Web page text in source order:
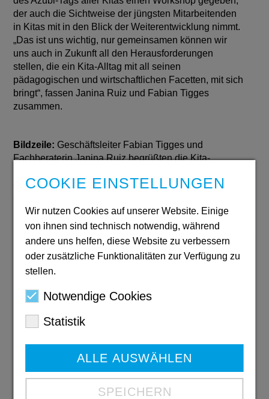
der auch die Sichtweise der jüngsten Mitarbeitenden
in Kitas mit in den Blick der Weiterentwicklung nimmt.
„Das ist uns wichtig, nur gemeinsamen können wir
uns auch in Zukunft all den Herausforderungen
stellen, die ein Kita-Alltag mit all seinen
pädagogischen und wirtschaftlichen Facetten, mit sich
bringt“, fassen Janina Ruiz und Fabian Tigges
zusammen.
Bildzeile: Geschäftsleiter Fabian Tigges und
Fachberaterin Janina Ruiz begrüßten die Kita-
des Diakonischen Werks Iserlohn e.V. zur
Jahresbericht
2024/2025
PDF: 6,3 MB
Ausbildungs-
broschüre 2026
COOKIE EINSTELLUNGEN
Wir nutzen Cookies auf unserer Website. Einige
von ihnen sind technisch notwendig, während
andere uns helfen, diese Website zu verbessern
oder zusätzliche Funktionalitäten zur Verfügung zu
stellen.
Notwendige Cookies
Statistik
ALLE AUSWÄHLEN
SPEICHERN